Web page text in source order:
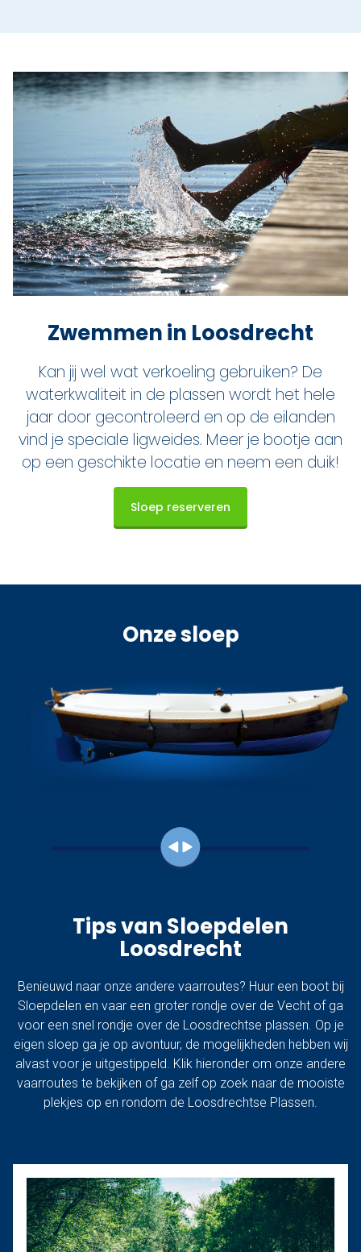
Zwemmen in Loosdrecht
Kan jij wel wat verkoeling gebruiken? De
waterkwaliteit in de plassen wordt het hele
jaar door gecontroleerd en op de eilanden
vind je speciale ligweides. Meer je bootje aan
op een geschikte locatie en neem een duik!
Sloep reserveren
Onze sloep
Tips van Sloepdelen
Loosdrecht
Benieuwd naar onze andere vaarroutes? Huur een boot bij
Sloepdelen en vaar een groter rondje over de Vecht of ga
voor een snel rondje over de Loosdrechtse plassen. Op je
eigen sloep ga je op avontuur, de mogelijkheden hebben wij
alvast voor je uitgestippeld. Klik hieronder om onze andere
vaarroutes te bekijken of ga zelf op zoek naar de mooiste
plekjes op en rondom de Loosdrechtse Plassen.